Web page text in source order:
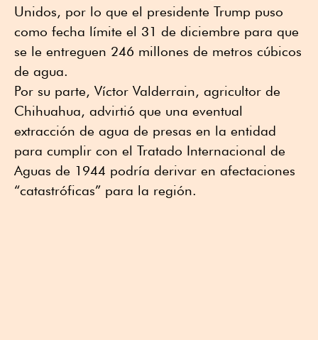
Unidos, por lo que el presidente Trump puso
como fecha límite el 31 de diciembre para que
se le entreguen 246 millones de metros cúbicos
de agua.
Por su parte, Víctor Valderrain, agricultor de
Chihuahua, advirtió que una eventual
extracción de agua de presas en la entidad
para cumplir con el Tratado Internacional de
Aguas de 1944 podría derivar en afectaciones
“catastróficas” para la región.